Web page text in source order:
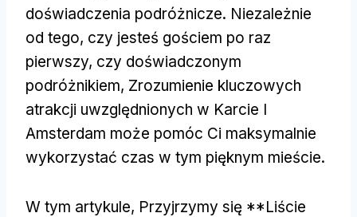
doświadczenia podróżnicze. Niezależnie
od tego, czy jesteś gościem po raz
pierwszy, czy doświadczonym
podróżnikiem, Zrozumienie kluczowych
atrakcji uwzględnionych w Karcie I
Amsterdam może pomóc Ci maksymalnie
wykorzystać czas w tym pięknym mieście.
W tym artykule, Przyjrzymy się **Liście